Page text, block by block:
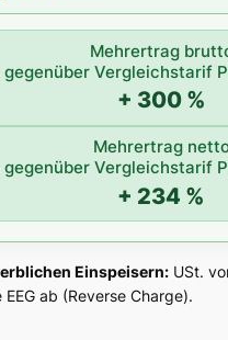
Mehrertrag
gegenüber Vergleichstarif
+ 300 %
Mehrertrag
gegenüber Vergleichstarif
+ 234 %
Einspeisern:USt.
ab (Reverse Charge).